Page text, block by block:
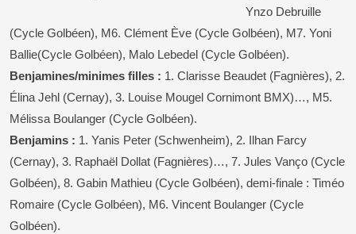
Ynzo Debruille
(Cycle Golbéen), M6. Clément Ève (Cycle Golbéen), M7. Yoni
Ballie(Cycle Golbéen), Malo Lebedel (Cycle Golbéen).
Benjamines/minimes filles : 1. Clarisse Beaudet (Fagnières), 2.
Élina Jehl (Cernay), 3. Louise Mougel Cornimont BMX)…, M5.
Mélissa Boulanger (Cycle Golbéen).
Benjamins : 1. Yanis Peter (Schwenheim), 2. Ilhan Farcy
(Cernay), 3. Raphaël Dollat (Fagnières)…, 7. Jules Vanço (Cycle
Golbéen), 8. Gabin Mathieu (Cycle Golbéen), demi-finale : Timéo
Romaire (Cycle Golbéen), M6. Vincent Boulanger (Cycle
Golbéen).